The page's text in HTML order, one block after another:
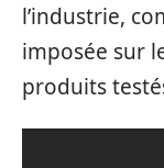
l’industrie,
imposée sur
produits